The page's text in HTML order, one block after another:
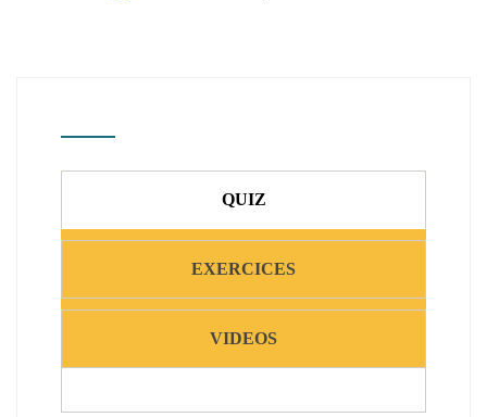
QUIZ
EXERCICES
VIDEOS